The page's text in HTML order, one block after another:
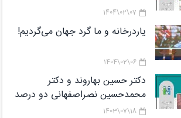
07\02\1404
یاردرخانه و ما گرد جهان می‌گردیم!
06\02\1404
دکتر حسین بهاروند و دکتر
محمدحسین نصراصفهانی دو درصد
دانشمندان برتر پژوهشگاه رویان در
18\07\1403